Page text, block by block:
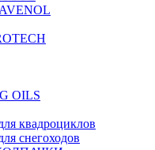
OILS
квадроциклов
снегоходов